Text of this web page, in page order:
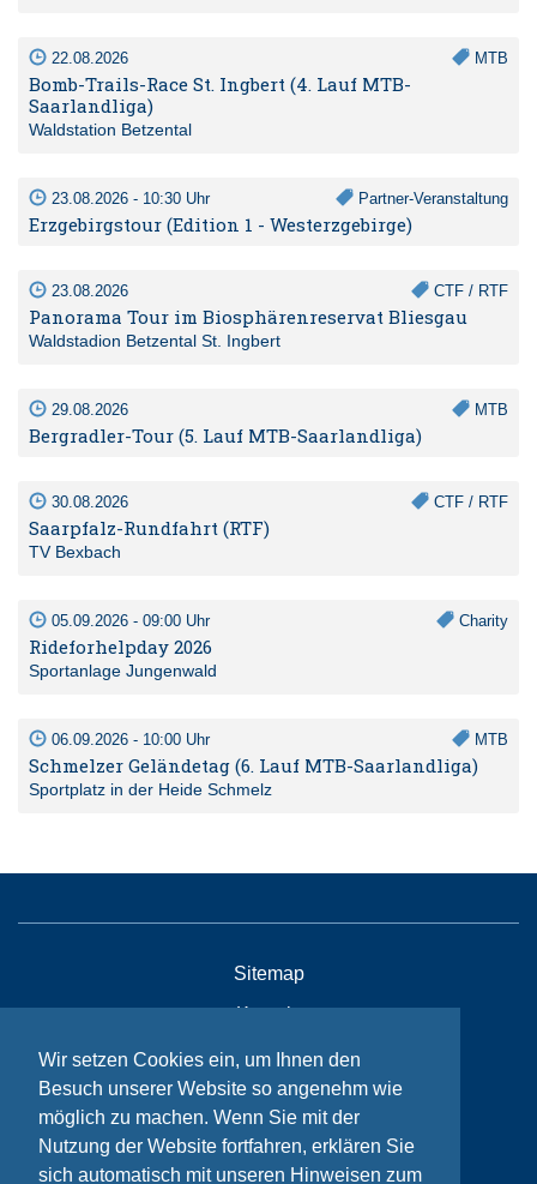
Wir setzen Cookies ein, um Ihnen den
Besuch unserer Website so angenehm wie
möglich zu machen. Wenn Sie mit der
Nutzung der Website fortfahren, erklären Sie
sich automatisch mit unseren Hinweisen zum
22.08.2026 MTB
Bomb-Trails-Race St. Ingbert (4. Lauf MTB-
Saarlandliga)
Waldstation Betzental
23.08.2026 - 10:30 Uhr Partner-Veranstaltung
Erzgebirgstour (Edition 1 - Westerzgebirge)
23.08.2026 CTF / RTF
Panorama Tour im Biosphärenreservat Bliesgau
Waldstadion Betzental St. Ingbert
29.08.2026 MTB
Bergradler-Tour (5. Lauf MTB-Saarlandliga)
30.08.2026 CTF / RTF
Saarpfalz-Rundfahrt (RTF)
TV Bexbach
05.09.2026 - 09:00 Uhr Charity
Rideforhelpday 2026
Sportanlage Jungenwald
06.09.2026 - 10:00 Uhr MTB
Schmelzer Geländetag (6. Lauf MTB-Saarlandliga)
Sportplatz in der Heide Schmelz
Sitemap
Kontakt
Impressum
Datenschutzhinweise
© Bikeaid 2026